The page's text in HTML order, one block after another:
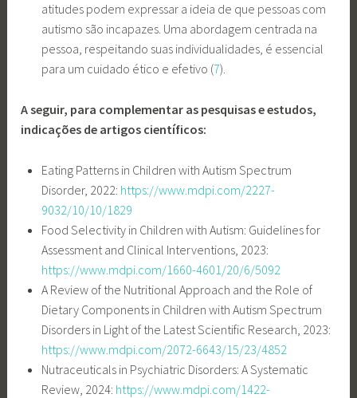
atitudes podem expressar a ideia de que pessoas com
autismo são incapazes. Uma abordagem centrada na
pessoa, respeitando suas individualidades, é essencial
para um cuidado ético e efetivo (7).
A seguir, para complementar as pesquisas e estudos,
indicações de artigos científicos:
Eating Patterns in Children with Autism Spectrum
Disorder, 2022: https://www.mdpi.com/2227-
9032/10/10/1829
Food Selectivity in Children with Autism: Guidelines for
Assessment and Clinical Interventions, 2023:
https://www.mdpi.com/1660-4601/20/6/5092
A Review of the Nutritional Approach and the Role of
Dietary Components in Children with Autism Spectrum
Disorders in Light of the Latest Scientific Research, 2023:
https://www.mdpi.com/2072-6643/15/23/4852
Nutraceuticals in Psychiatric Disorders: A Systematic
Review, 2024: https://www.mdpi.com/1422-